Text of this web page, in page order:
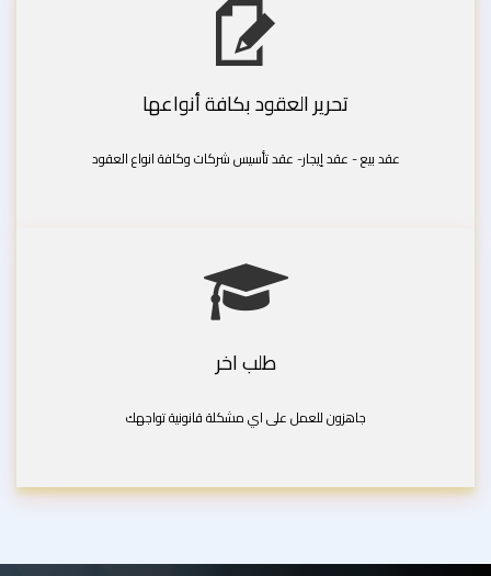
تحرير العقود بكافة أنواعها
عقد بيع - عقد إيجار- عقد تأسيس شركات وكافة انواع العقود
طلب اخر
جاهزون للعمل على اي مشكلة قانونية تواجهك